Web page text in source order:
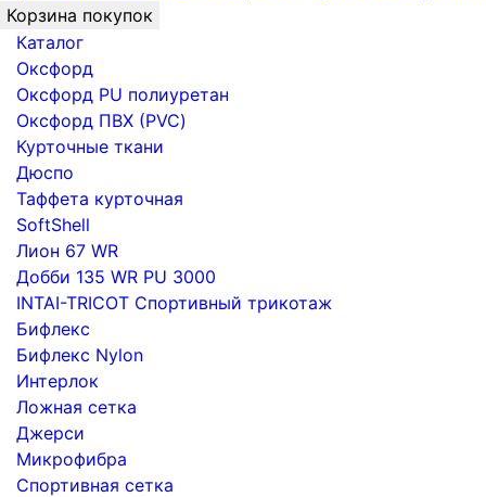
Корзина покупок
Каталог
Оксфорд
Оксфорд PU полиуретан
Оксфорд ПВХ (PVC)
Курточные ткани
Дюспо
Таффета курточная
SoftShell
Лион 67 WR
Добби 135 WR PU 3000
INTAI-TRICOT Спортивный трикотаж
Бифлекс
Бифлекс Nylon
Интерлок
Ложная сетка
Джерси
Микрофибра
Спортивная сетка